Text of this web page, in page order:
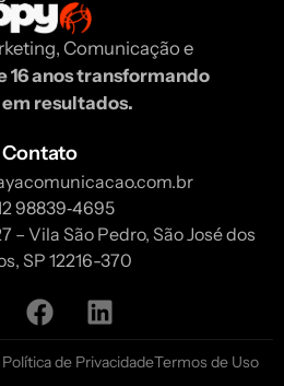
Comunicação e
16 anos transformando
resultados.
Contato
98839‑4695‬
– Vila São Pedro, São José dos
SP 12216-370
Política de PrivacidadeTermos de Uso